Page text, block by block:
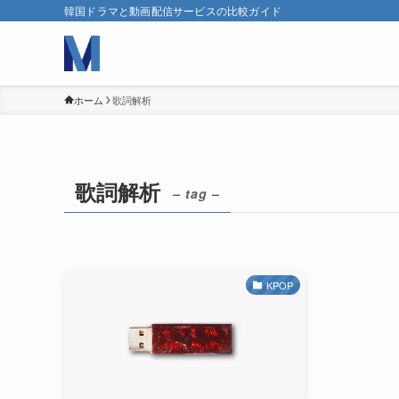
韓国ドラマと動画配信サービスの比較ガイド
ホーム 歌詞解析
歌詞解析 – tag –
KPOP